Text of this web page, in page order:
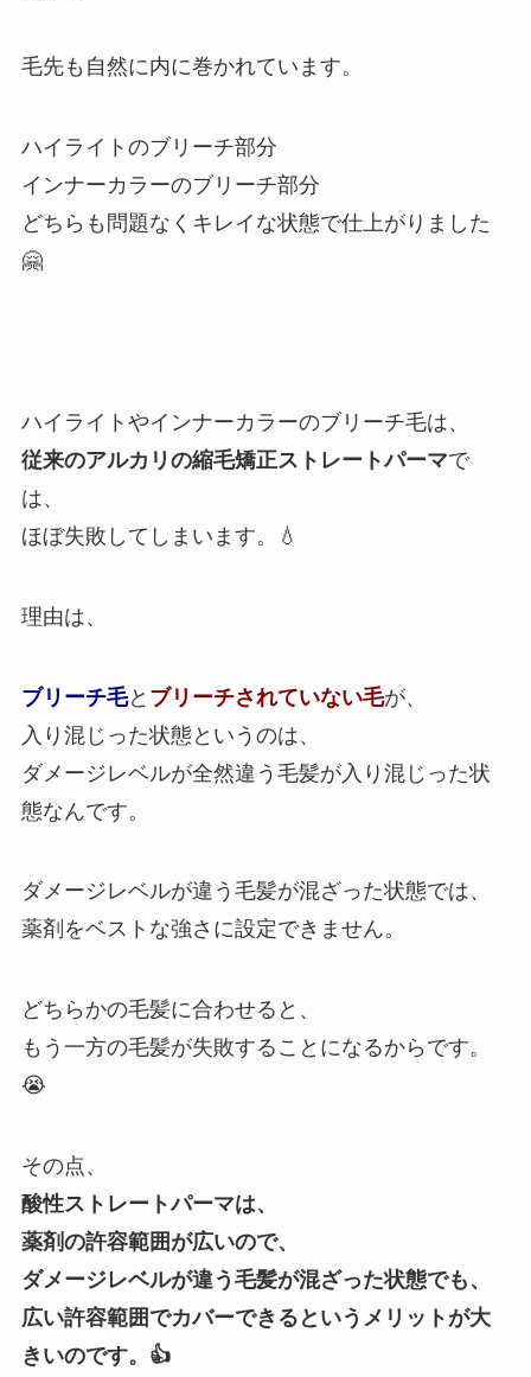
毛先も自然に内に巻かれています。
ハイライトのブリーチ部分
インナーカラーのブリーチ部分
どちらも問題なくキレイな状態で仕上がりました
🤗
ハイライトやインナーカラーのブリーチ毛は、
従来のアルカリの縮毛矯正ストレートパーマで
は、
ほぼ失敗してしまいます。💧
理由は、
ブリーチ毛と ブリーチされていない毛が、
入り混じった状態というのは、
ダメージレベルが全然違う毛髪が入り混じった状
態なんです。
ダメージレベルが違う毛髪が混ざった状態では、
薬剤をベストな強さに設定できません。
どちらかの毛髪に合わせると、
もう一方の毛髪が失敗することになるからです。
😭
その点、
酸性ストレートパーマは、
薬剤の許容範囲が広いので、
ダメージレベルが違う毛髪が混ざった状態でも、
広い許容範囲でカバーできるというメリットが大
きいのです。👍